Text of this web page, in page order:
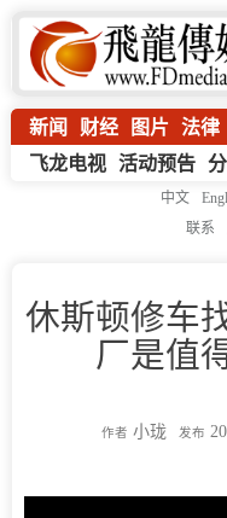
新闻 财经 图片 法律
飞龙电视 活动预告
中文
联系
休斯顿修车
厂是值
作者 小珑 发布